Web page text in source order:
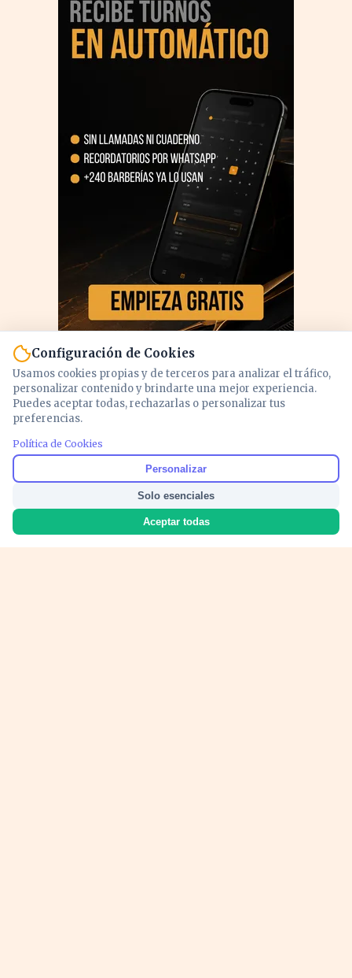
Configuración de Cookies
Usamos cookies propias y de terceros para analizar el tráfico,
personalizar contenido y brindarte una mejor experiencia.
Puedes aceptar todas, rechazarlas o personalizar tus
preferencias.
Política de Cookies
Personalizar
Solo esenciales
Aceptar todas